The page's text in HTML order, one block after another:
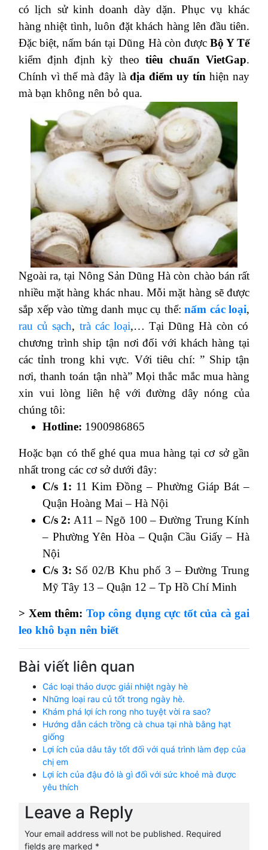
có lịch sử kinh doanh dày dặn. Phục vụ khác
hàng nhiệt tình, luôn đặt khách hàng lên đầu tiên.
Đặc biệt, nấm bán tại Dũng Hà còn đượcBộ Y Tế
kiểm định định kỳ theo tiêu chuẩn VietGap.
Chính vì thế mà đây là địa điểm uy tín hiện nay
mà bạn không nên bỏ qua.
Ngoài ra, tại Nông Sản Dũng Hà còn chào bán rất
nhiều mặt hàng khác nhau. Mỗi mặt hàng sẽ được
sắp xếp vào từng danh mục cụ thể: nấm các loại,
rau củ sạch, trà các loại,… Tại Dũng Hà còn có
chương trình ship tận nơi đối với khách hàng tại
các tỉnh trong khi vực. Với tiêu chí: ” Ship tận
nơi, thanh toán tận nhà” Mọi thắc mắc mua hàng
xin vui lòng liên hệ với đường dây nóng của
chúng tôi:
Hotline: 1900986865
Hoặc bạn có thể ghé qua mua hàng tại cơ sở gần
nhất trong các cơ sở dưới đây:
C/s 1: 11 Kim Đồng – Phường Giáp Bát –
Quận Hoàng Mai – Hà Nội
C/s 2: A11 – Ngõ 100 – Đường Trung Kính
– Phường Yên Hòa – Quận Cầu Giấy – Hà
Nội
C/s 3: Số 02/B Khu phố 3 – Đường Trung
Mỹ Tây 13 – Quận 12 – Tp Hồ Chí Minh
> Xem thêm: Top công dụng cực tốt của cà gai
leo khô bạn nên biết
Bài viết liên quan
Các loại thảo dược giải nhiệt ngày hè
Những loại rau củ tốt trong ngày hè.
Khám phá lợi ích rong nho tuyệt vời ra sao?
Hướng dẫn cách trồng cà chua tại nhà bằng hạt
giống
Lợi ích của dâu tây tốt đối với quá trình làm đẹp của
chị em
Lợi ích của đậu đỏ là gì đối với sức khoẻ mà được
yêu thích
Leave a Reply
Your email address will not be published. Required
fields are marked *